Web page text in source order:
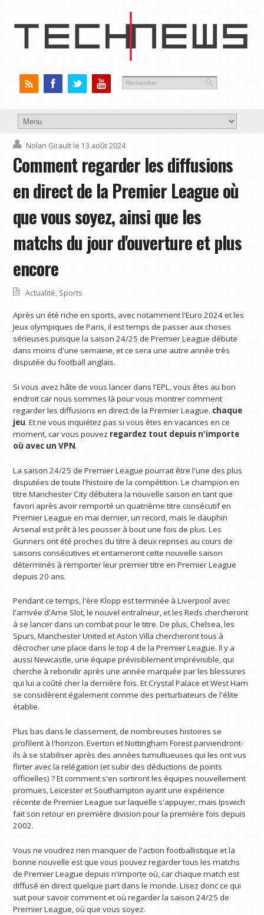
Nolan Girault le 13 août 2024
Comment regarder les diffusions
en direct de la Premier League où
que vous soyez, ainsi que les
matchs du jour d'ouverture et plus
encore
Actualité, Sports
Après un été riche en sports, avec notamment l'Euro 2024 et les
Jeux olympiques de Paris, il est temps de passer aux choses
sérieuses puisque la saison 24/25 de Premier League débute
dans moins d'une semaine, et ce sera une autre année très
disputée du football anglais.
Si vous avez hâte de vous lancer dans l'EPL, vous êtes au bon
endroit car nous sommes là pour vous montrer comment
regarder les diffusions en direct de la Premier League. chaque
jeu. Et ne vous inquiétez pas si vous êtes en vacances en ce
moment, car vous pouvez regardez tout depuis n'importe
où avec un VPN.
La saison 24/25 de Premier League pourrait être l'une des plus
disputées de toute l'histoire de la compétition. Le champion en
titre Manchester City débutera la nouvelle saison en tant que
favori après avoir remporté un quatrième titre consécutif en
Premier League en mai dernier, un record, mais le dauphin
Arsenal est prêt à les pousser à bout une fois de plus. Les
Gunners ont été proches du titre à deux reprises au cours de
saisons consécutives et entameront cette nouvelle saison
déterminés à remporter leur premier titre en Premier League
depuis 20 ans.
Pendant ce temps, l'ère Klopp est terminée à Liverpool avec
l'arrivée d'Arne Slot, le nouvel entraîneur, et les Reds chercheront
à se lancer dans un combat pour le titre. De plus, Chelsea, les
Spurs, Manchester United et Aston Villa chercheront tous à
décrocher une place dans le top 4 de la Premier League. Il y a
aussi Newcastle, une équipe prévisiblement imprévisible, qui
cherche à rebondir après une année marquée par les blessures
qui lui a coûté cher la dernière fois. Et Crystal Palace et West Ham
se considèrent également comme des perturbateurs de l'élite
établie.
Plus bas dans le classement, de nombreuses histoires se
profilent à l'horizon. Everton et Nottingham Forest parviendront-
ils à se stabiliser après des années tumultueuses qui les ont vus
flirter avec la relégation (et subir des déductions de points
officielles) ? Et comment s'en sortiront les équipes nouvellement
promues, Leicester et Southampton ayant une expérience
récente de Premier League sur laquelle s'appuyer, mais Ipswich
fait son retour en première division pour la première fois depuis
2002.
Vous ne voudrez rien manquer de l'action footballistique et la
bonne nouvelle est que vous pouvez regarder tous les matchs
de Premier League depuis n'importe où, car chaque match est
diffusé en direct quelque part dans le monde. Lisez donc ce qui
suit pour savoir comment et où regarder la saison 24/25 de
Premier League, où que vous soyez.